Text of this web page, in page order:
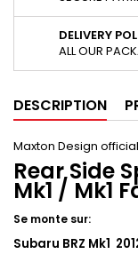
DELIVERY
ALL OUR
DESCRIPTION
Maxton Design
Rear Side
Mk1 / Mk1
Se monte sur:
Subaru BRZ Mk1